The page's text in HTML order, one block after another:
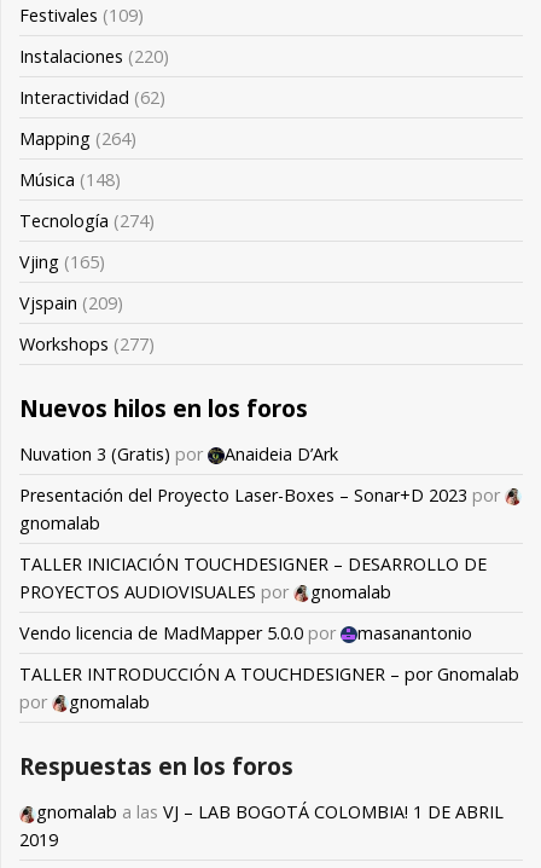
Festivales (109)
Instalaciones (220)
Interactividad (62)
Mapping (264)
Música (148)
Tecnología (274)
Vjing (165)
Vjspain (209)
Workshops (277)
Nuevos hilos en los foros
Nuvation 3 (Gratis) por
Anaideia D’Ark
Presentación del Proyecto Laser-Boxes – Sonar+D 2023 por
gnomalab
TALLER INICIACIÓN TOUCHDESIGNER – DESARROLLO DE
PROYECTOS AUDIOVISUALES por
gnomalab
Vendo licencia de MadMapper 5.0.0 por
masanantonio
TALLER INTRODUCCIÓN A TOUCHDESIGNER – por Gnomalab
por
gnomalab
Respuestas en los foros
gnomalab a las VJ – LAB BOGOTÁ COLOMBIA! 1 DE ABRIL
2019